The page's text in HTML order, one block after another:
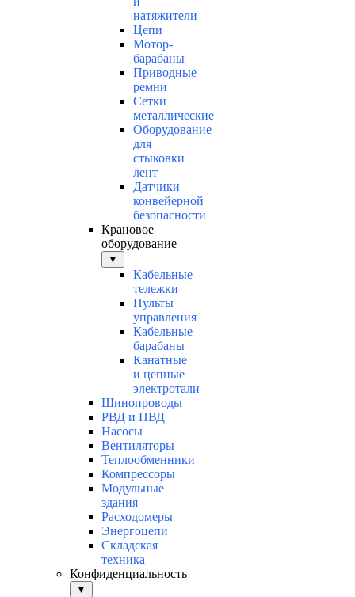
натяжители
Цепи
Мотор-
барабаны
Приводные
ремни
Сетки
металлические
Оборудование
для
стыковки
лент
Датчики
конвейерной
безопасности
Крановое
оборудование
▼
Кабельные
тележки
Пульты
управления
Кабельные
барабаны
Канатные
и цепные
электротали
Шинопроводы
РВД и ПВД
Насосы
Вентиляторы
Теплообменники
Компрессоры
Модульные
здания
Расходомеры
Энергоцепи
Складская
техника
Конфиденциальность
▼